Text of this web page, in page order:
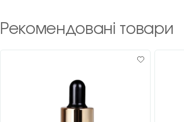
Рекомендовані товари